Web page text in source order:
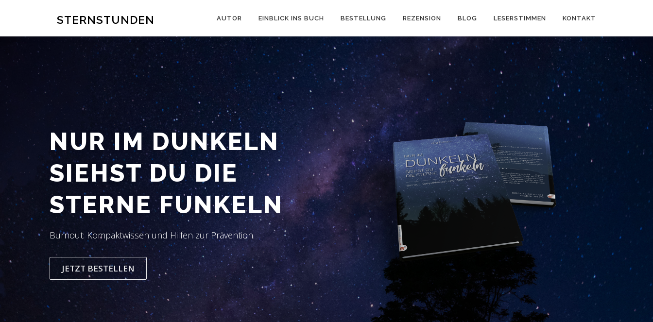
STERNSTUNDEN AUTOR EINBLICK INS BUCH BESTELLUNG REZENSION BLOG LESERSTIMMEN KONTAKT
NUR IM DUNKELN
SIEHST DU DIE
STERNE FUNKELN
Burnout: Kompaktwissen und Hilfen zur Prävention.
JETZT BESTELLEN